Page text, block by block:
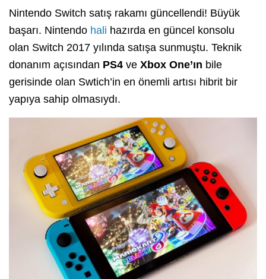
Nintendo Switch satış rakamı güncellendi! Büyük
başarı. Nintendo hali hazırda en güncel konsolu
olan Switch 2017 yılında satışa sunmuştu. Teknik
donanım açısından PS4 ve Xbox One’ın bile
gerisinde olan Swtich’in en önemli artısı hibrit bir
yapıya sahip olmasıydı.